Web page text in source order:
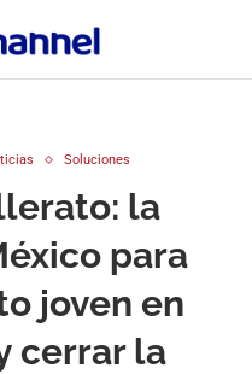
Soluciones
la
para
joven en
cerrar la